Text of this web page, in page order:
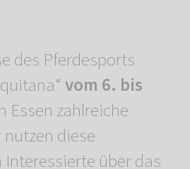
des Pferdesports
vom 6. bis
Essen zahlreiche
diese
Interessierte über das